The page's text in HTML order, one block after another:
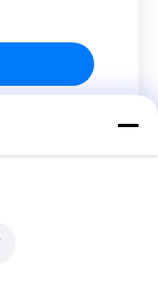
marché
marché